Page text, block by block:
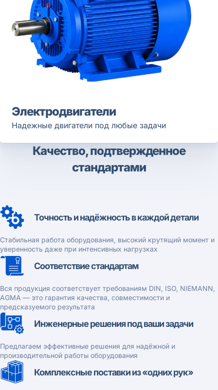
Электродвигатели
Надежные двигатели под любые задачи
Качество, подтвержденное
стандартами
Точность и надёжность в каждой детали
Стабильная работа оборудования, высокий крутящий момент и
уверенность даже при интенсивных нагрузках
Соответствие стандартам
Вся продукция соответствует требованиям DIN, ISO, NIEMANN,
AGMA — это гарантия качества, совместимости и
предсказуемого результата
Инженерные решения под ваши задачи
Предлагаем эффективные решения для надёжной и
производительной работы оборудования
Комплексные поставки из «одних рук»